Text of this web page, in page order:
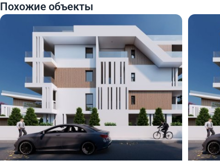
Похожие объекты
€1 370 000
Пентхаус
€1